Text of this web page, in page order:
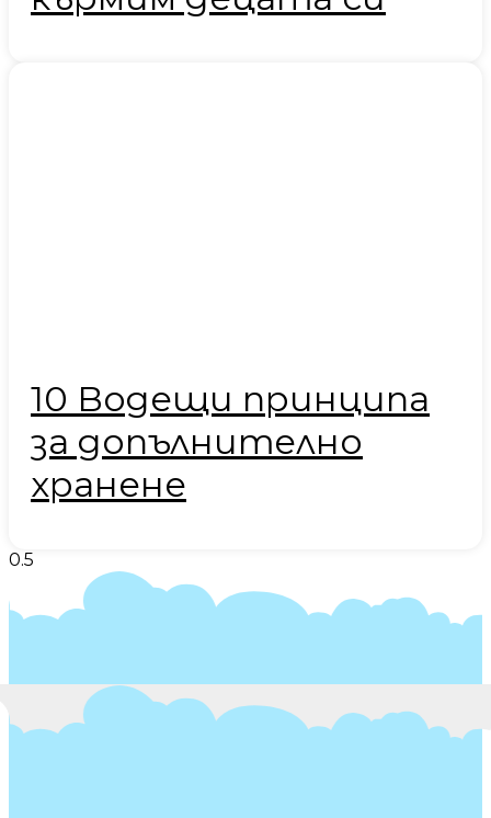
10 Водещи принципа
за допълнително
хранене